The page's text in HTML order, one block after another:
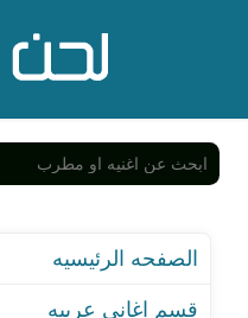
قسم اغاني عربيه
اغاني مولوتوف